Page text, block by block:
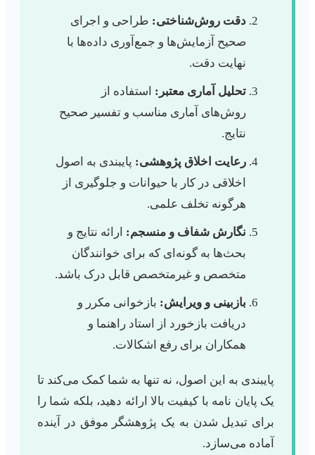
دقت روش‌شناختی: طراحی و اجرای
صحیح آزمایش‌ها و جمع‌آوری داده‌ها با
نهایت دقت.
تحلیل آماری معتبر: استفاده از
روش‌های آماری مناسب و تفسیر صحیح
نتایج.
رعایت اخلاق پژوهشی: پایبندی به اصول
اخلاقی در کار با حیوانات و جلوگیری از
هرگونه تخلف علمی.
نگارش شفاف و منسجم: ارائه نتایج و
بحث‌ها به گونه‌ای که برای خوانندگان
متخصص و غیرمتخصص قابل درک باشد.
بازبینی و ویرایش: بازخوانی مکرر و
دریافت بازخورد از استاد راهنما و
همکاران برای رفع اشکالات.
پایبندی به این اصول، نه تنها به شما کمک می‌کند تا
یک پایان نامه با کیفیت بالا ارائه دهید، بلکه شما را
برای تبدیل شدن به یک پژوهشگر موفق در آینده
آماده می‌سازد.